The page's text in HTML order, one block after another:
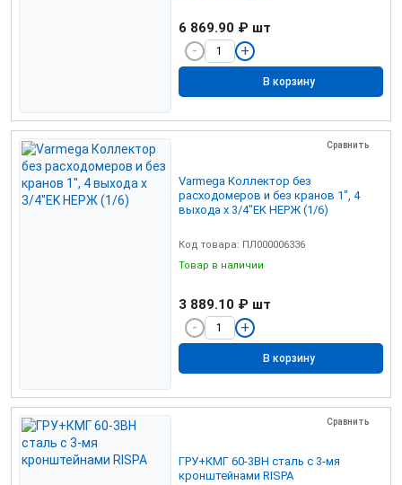
6 869.90 ₽ шт
В корзину
Сравнить
Varmega Коллектор без
расходомеров и без кранов 1", 4
выхода x 3/4"EK НЕРЖ (1/6)
Код товара: ПЛ000006336
Товар в наличии
3 889.10 ₽ шт
В корзину
Сравнить
ГРУ+КМГ 60-3ВН сталь с 3-мя
кронштейнами RISPA